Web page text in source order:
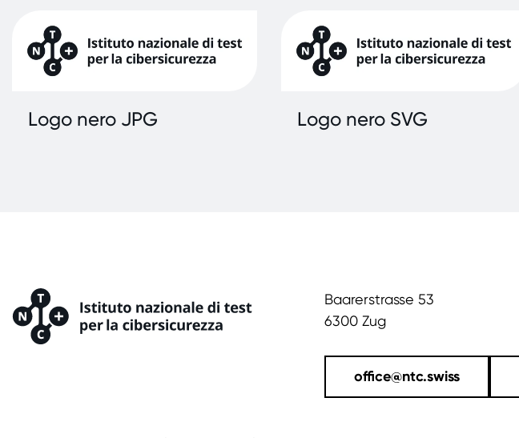
Logo nero JPG Logo nero SVG
Baarerstrasse 53
6300 Zug
office@ntc.swiss